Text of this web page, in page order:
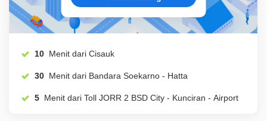
10 Menit dari Cisauk
30 Menit dari Bandara Soekarno - Hatta
5 Menit dari Toll JORR 2 BSD City - Kunciran - Airport